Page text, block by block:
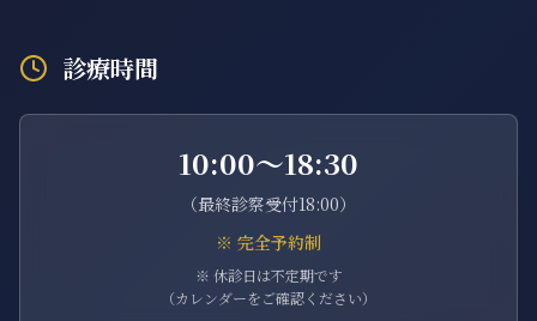
診療時間
10:00〜18:30
（最終診察受付18:00）
※ 完全予約制
※ 休診日は不定期です
（カレンダーをご確認ください）